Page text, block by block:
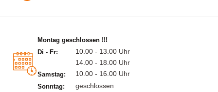
Montag geschlossen !!!
Di - Fr:
10.00 - 13.00 Uhr
14.00 - 18.00 Uhr
Samstag: 10.00 - 16.00 Uhr
Sonntag: geschlossen